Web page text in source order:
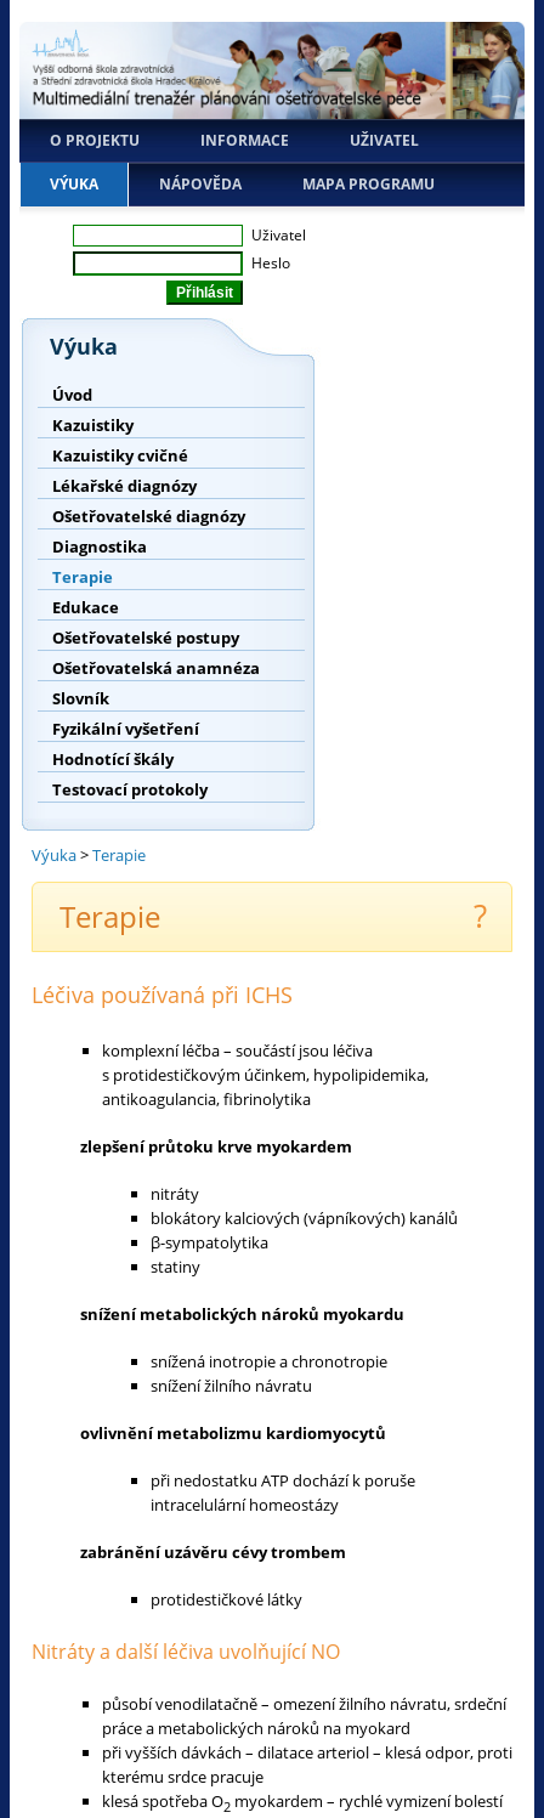
O PROJEKTU INFORMACE UŽIVATEL
VÝUKA NÁPOVĚDA MAPA PROGRAMU
Uživatel
Heslo
Výuka
Úvod
Kazuistiky
Kazuistiky cvičné
Lékařské diagnózy
Ošetřovatelské diagnózy
Diagnostika
Terapie
Edukace
Ošetřovatelské postupy
Ošetřovatelská anamnéza
Slovník
Fyzikální vyšetření
Hodnotící škály
Testovací protokoly
Výuka>Terapie
Terapie ?
Léčiva používaná při ICHS
komplexní léčba – součástí jsou léčiva
s protidestičkovým účinkem, hypolipidemika,
antikoagulancia, fibrinolytika
zlepšení průtoku krve myokardem
nitráty
blokátory kalciových (vápníkových) kanálů
β-sympatolytika
statiny
snížení metabolických nároků myokardu
snížená inotropie a chronotropie
snížení žilního návratu
ovlivnění metabolizmu kardiomyocytů
při nedostatku ATP dochází k poruše
intracelulární homeostázy
zabránění uzávěru cévy trombem
protidestičkové látky
Nitráty a další léčiva uvolňující NO
působí venodilatačně – omezení žilního návratu, srdeční
práce a metabolických nároků na myokard
při vyšších dávkách – dilatace arteriol – klesá odpor, proti
kterému srdce pracuje
klesá spotřeba O2 myokardem – rychlé vymizení bolestí